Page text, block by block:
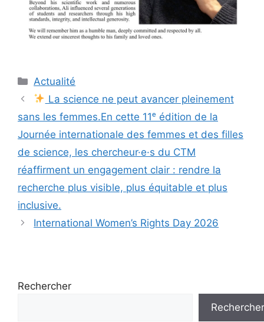
Actualité
La science ne peut avancer pleinement
sans les femmes.En cette 11ᵉ édition de la
Journée internationale des femmes et des filles
de science, les chercheur·e·s du CTM
réaffirment un engagement clair : rendre la
recherche plus visible, plus équitable et plus
inclusive.
International Women’s Rights Day 2026
Rechercher
Rechercher